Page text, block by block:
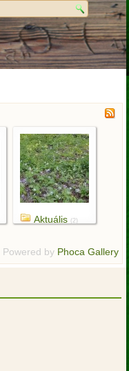
Aktuális (2)
Powered by Phoca Gallery